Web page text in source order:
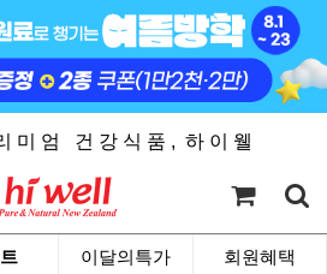
미 엄 건 강 식 품 , 하 이 웰
이달의특가 회원혜택